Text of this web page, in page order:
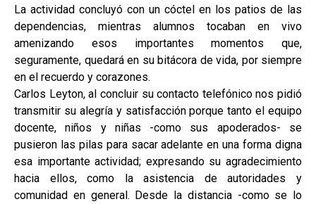
La actividad concluyó con un cóctel en los patios de las
dependencias, mientras alumnos tocaban en vivo
amenizando esos importantes momentos que,
seguramente, quedará en su bitácora de vida, por siempre
en el recuerdo y corazones.
Carlos Leyton, al concluir su contacto telefónico nos pidió
transmitir su alegría y satisfacción porque tanto el equipo
docente, niños y niñas -como sus apoderados- se
pusieron las pilas para sacar adelante en una forma digna
esa importante actividad; expresando su agradecimiento
hacia ellos, como la asistencia de autoridades y
comunidad en general. Desde la distancia -como se lo